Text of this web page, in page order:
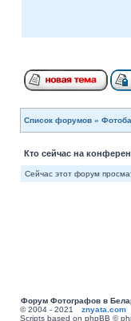
Список форумов »
Кто сейчас на
Сейчас этот форум
Форум Фотографов в
© 2004 - 2021 znyata.com
Scripts based on phpBB ©